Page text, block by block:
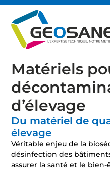
Matériels
d’élevage
Du matériel de
élevage
Véritable enjeu de la
désinfection des
assurer la santé et le